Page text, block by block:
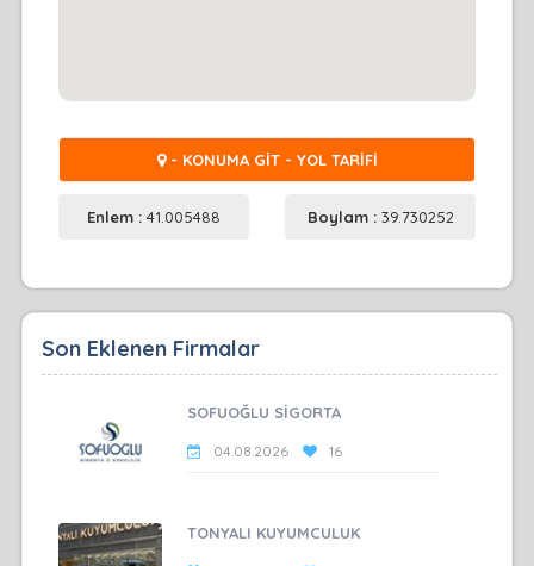
- KONUMA GİT - YOL TARİFİ
Enlem :41.005488 Boylam : 39.730252
Son Eklenen Firmalar
SOFUOĞLU SİGORTA
04.08.2026 16
TONYALI KUYUMCULUK